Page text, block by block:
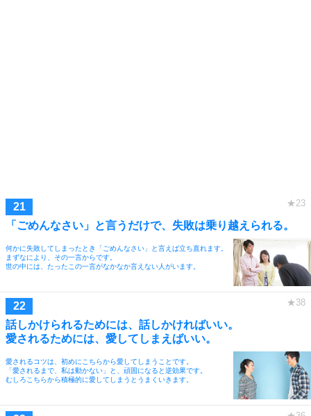
「ごめんなさい」と言うだけで、失敗は乗り越えられる。
何かに失敗してしまったとき「ごめんなさい」と言えば立ち直れます。
まずなにより、その一言からです。
世の中には、たったこの一言がなかなか言えない人がいます。
話しかけられるためには、話しかければいい。
愛されるためには、愛してしまえばいい。
愛されるコツは、初めにこちらから愛してしまうことです。
「愛されるまで、私は動かない」と、頑固になると逆効果です。
むしろこちらから積極的に愛してしまうとうまくいきます。